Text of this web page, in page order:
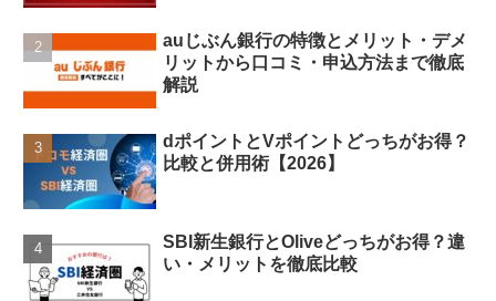
auじぶん銀行の特徴とメリット・デメ
リットから口コミ・申込方法まで徹底
解説
dポイントとVポイントどっちがお得？
比較と併用術【2026】
SBI新生銀行とOliveどっちがお得？違
い・メリットを徹底比較